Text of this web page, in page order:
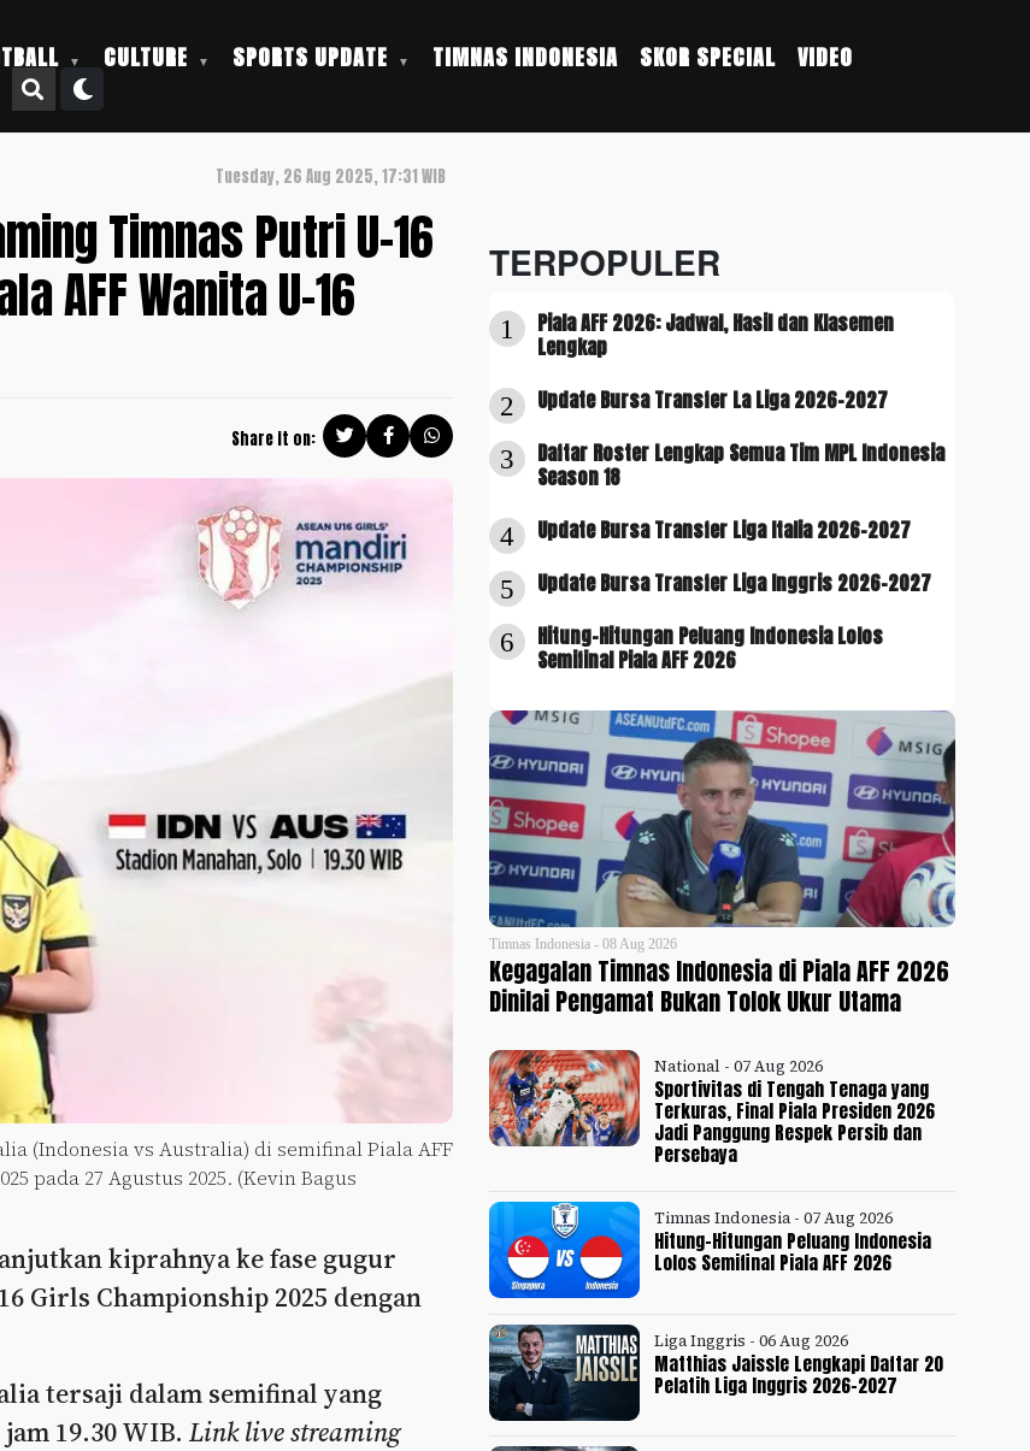
CULTURE SPORTS UPDATE TIMNAS INDONESIA SKOR SPECIAL VIDEO
Tuesday, 26 Aug 2025, 17:31 WIB
Timnas Putri U-16
AFF Wanita U-16
Share it on:
(Indonesia vs Australia) di semifinal Piala AFF
pada 27 Agustus 2025. (Kevin Bagus
kiprahnya ke fase gugur
Girls Championship 2025 dengan
tersaji dalam semifinal yang
19.30 WIB. Link live streaming
TERPOPULER
1
Piala AFF 2026: Jadwal, Hasil dan Klasemen
Lengkap
2 Update Bursa Transfer La Liga 2026-2027
3
Daftar Roster Lengkap Semua Tim MPL Indonesia
Season 18
4 Update Bursa Transfer Liga Italia 2026-2027
5 Update Bursa Transfer Liga Inggris 2026-2027
6
Hitung-Hitungan Peluang Indonesia Lolos
Semifinal Piala AFF 2026
Timnas Indonesia - 08 Aug 2026
Kegagalan Timnas Indonesia di Piala AFF 2026
Dinilai Pengamat Bukan Tolok Ukur Utama
National - 07 Aug 2026
Sportivitas di Tengah Tenaga yang
Terkuras, Final Piala Presiden 2026
Jadi Panggung Respek Persib dan
Persebaya
Timnas Indonesia - 07 Aug 2026
Hitung-Hitungan Peluang Indonesia
Lolos Semifinal Piala AFF 2026
Liga Inggris - 06 Aug 2026
Matthias Jaissle Lengkapi Daftar 20
Pelatih Liga Inggris 2026-2027